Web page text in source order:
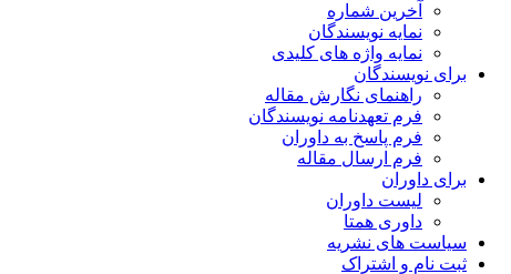
آخرین شماره
نمایه نویسندگان
نمایه واژه های کلیدی
برای نویسندگان
راهنمای نگارش مقاله
فرم تعهدنامه نویسندگان
فرم پاسخ به داوران
فرم ارسال مقاله
برای داوران
لیست داوران
داوری همتا
سیاست های نشریه
ثبت نام و اشتراک